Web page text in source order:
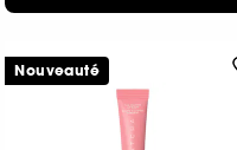
Nouveauté